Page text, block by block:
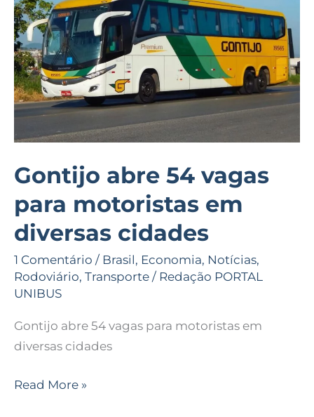
Gontijo abre 54 vagas
para motoristas em
diversas cidades
1 Comentário / Brasil, Economia, Notícias,
Rodoviário, Transporte / Redação PORTAL
UNIBUS
Gontijo abre 54 vagas para motoristas em
diversas cidades
para
motoristas
em
diversas
cidades
Read More »